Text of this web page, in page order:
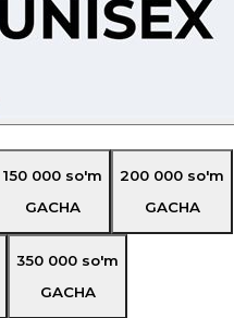
150 000 so'm
GACHA
200 000 so'm
GACHA
350 000 so'm
GACHA